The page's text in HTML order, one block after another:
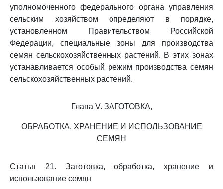
уполномоченного федерального органа управления
сельским хозяйством определяют в порядке,
установленном Правительством Российской
Федерации, специальные зоны для производства
семян сельскохозяйственных растений. В этих зонах
устанавливается особый режим производства семян
сельскохозяйственных растений.
Глава V. ЗАГОТОВКА,
ОБРАБОТКА, ХРАНЕНИЕ И ИСПОЛЬЗОВАНИЕ
СЕМЯН
Статья 21. Заготовка, обработка, хранение и
использование семян